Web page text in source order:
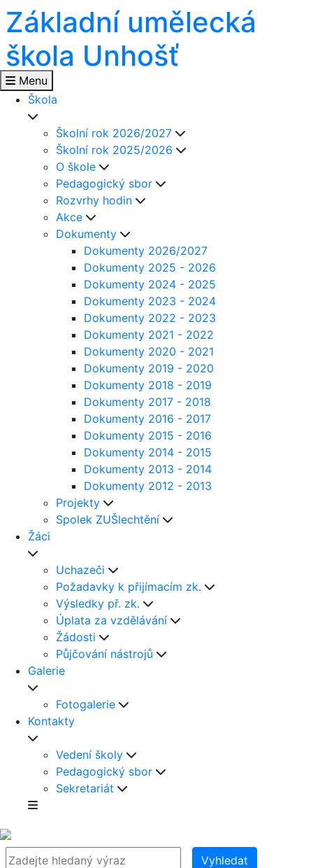
Základní umělecká
škola Unhošť
Menu
Škola
Školní rok 2026/2027
Školní rok 2025/2026
O škole
Pedagogický sbor
Rozvrhy hodin
Akce
Dokumenty
Dokumenty 2026/2027
Dokumenty 2025 - 2026
Dokumenty 2024 - 2025
Dokumenty 2023 - 2024
Dokumenty 2022 - 2023
Dokumenty 2021 - 2022
Dokumenty 2020 - 2021
Dokumenty 2019 - 2020
Dokumenty 2018 - 2019
Dokumenty 2017 - 2018
Dokumenty 2016 - 2017
Dokumenty 2015 - 2016
Dokumenty 2014 - 2015
Dokumenty 2013 - 2014
Dokumenty 2012 - 2013
Projekty
Spolek ZUŠlechtění
Žáci
Uchazeči
Požadavky k přijímacím zk.
Výsledky př. zk.
Úplata za vzdělávání
Žádosti
Půjčování nástrojů
Galerie
Fotogalerie
Kontakty
Vedení školy
Pedagogický sbor
Sekretariát
Vyhledat